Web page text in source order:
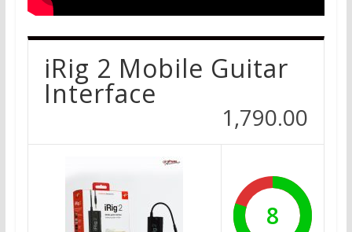
iRig 2 Mobile Guitar
Interface
1,790.00
8